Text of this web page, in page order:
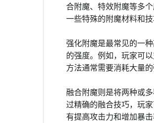
合附魔、特效附魔等多
一些特殊的附魔材料和技
强化附魔是最常见的一
的强度。例如，玩家可
方法通常需要消耗大量
融合附魔则是将两种或
过精确的融合技巧，玩
有提高攻击力和增加暴